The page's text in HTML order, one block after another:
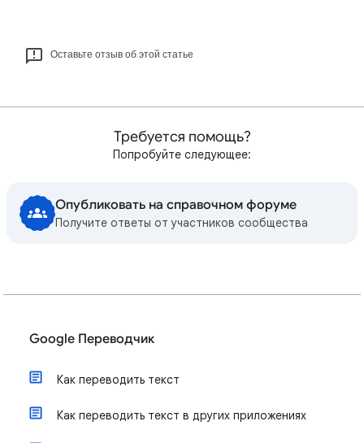
Оставьте отзыв об этой статье
Требуется помощь?
Попробуйте следующее:
Опубликовать на справочном форуме
Получите ответы от участников сообщества
Google Переводчик
Как переводить текст
Как переводить текст в других приложениях